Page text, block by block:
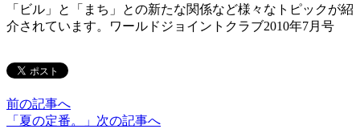
「ビル」と「まち」との新たな関係など様々なトピックが紹
介されています。ワールドジョイントクラブ2010年7月号
前の記事へ
「夏の定番。」 次の記事へ